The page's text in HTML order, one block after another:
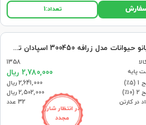
تعداد:1
در انتظار شارژ
مجدد
پیانو حیوانات مدل زرافه 300450 اسپادان تویز (36)
1358
پایه
2,780,000 ریال
2,641,000 ریال
2,502,000 ریال
در کارتن
32 عدد